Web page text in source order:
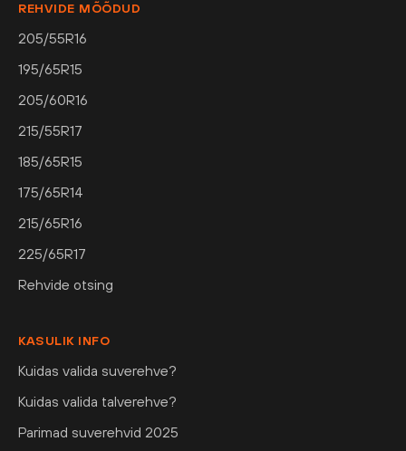
REHVIDE MÕÕDUD
205/55R16
195/65R15
205/60R16
215/55R17
185/65R15
175/65R14
215/65R16
225/65R17
Rehvide otsing
KASULIK INFO
Kuidas valida suverehve?
Kuidas valida talverehve?
Parimad suverehvid 2025